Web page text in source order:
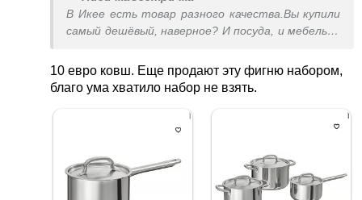
В Икее есть товар разного качества.Вы купили
самый дешёвый, наверное? И посуда, и мебель, и
качество будет
10 евро ковш. Еще продают эту фигню набором,
благо ума хватило набор не взять.